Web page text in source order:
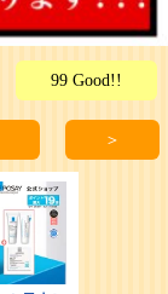
99 Good!!
＞